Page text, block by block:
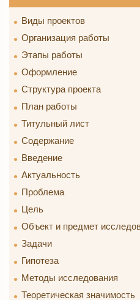
Виды проектов
Организация работы
Этапы работы
Оформление
Структура проекта
План работы
Титульный лист
Содержание
Введение
Актуальность
Проблема
Цель
Объект и предмет
Задачи
Гипотеза
Методы исследования
Теоретическая значимость